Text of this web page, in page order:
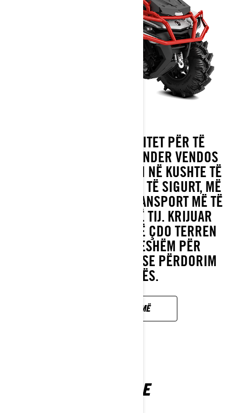
GJITHÇKA QË JU NEVOJITET PËR TË
SUNDUAR JASHTË. OUTLANDER VENDOS
FUQINË DHE STABILITETIN NË KUSHTE TË
BARABARTA, PËR TRAJTIM TË SIGURT, MË
SHUMË KUAJFUQI DHE TRANSPORT MË TË
MIRË TË KATEGORISË SË TIJ. KRIJUAR
PËR TË PERFORMUAR NË ÇDO TERREN
APO STINË, I ADAPTUESHËM PËR
POTHUAJSE ÇDO PUNË OSE PËRDORIM
JASHTË RRUGËS.
ZBULONI MË SHUMË
RENEGADE